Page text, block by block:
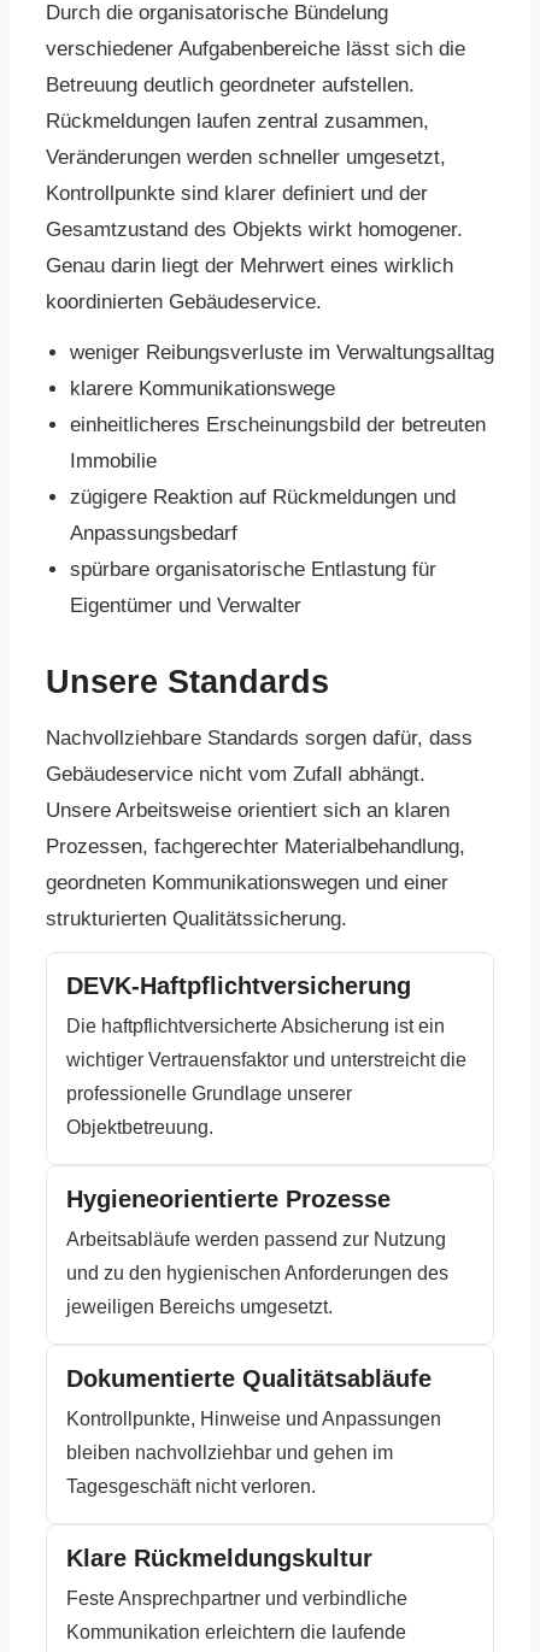
Durch die organisatorische Bündelung
verschiedener Aufgabenbereiche lässt sich die
Betreuung deutlich geordneter aufstellen.
Rückmeldungen laufen zentral zusammen,
Veränderungen werden schneller umgesetzt,
Kontrollpunkte sind klarer definiert und der
Gesamtzustand des Objekts wirkt homogener.
Genau darin liegt der Mehrwert eines wirklich
koordinierten Gebäudeservice.
weniger Reibungsverluste im Verwaltungsalltag
klarere Kommunikationswege
einheitlicheres Erscheinungsbild der betreuten
Immobilie
zügigere Reaktion auf Rückmeldungen und
Anpassungsbedarf
spürbare organisatorische Entlastung für
Eigentümer und Verwalter
Unsere Standards
Nachvollziehbare Standards sorgen dafür, dass
Gebäudeservice nicht vom Zufall abhängt.
Unsere Arbeitsweise orientiert sich an klaren
Prozessen, fachgerechter Materialbehandlung,
geordneten Kommunikationswegen und einer
strukturierten Qualitätssicherung.
DEVK-Haftpflichtversicherung
Die haftpflichtversicherte Absicherung ist ein
wichtiger Vertrauensfaktor und unterstreicht die
professionelle Grundlage unserer
Objektbetreuung.
Hygieneorientierte Prozesse
Arbeitsabläufe werden passend zur Nutzung
und zu den hygienischen Anforderungen des
jeweiligen Bereichs umgesetzt.
Dokumentierte Qualitätsabläufe
Kontrollpunkte, Hinweise und Anpassungen
bleiben nachvollziehbar und gehen im
Tagesgeschäft nicht verloren.
Klare Rückmeldungskultur
Feste Ansprechpartner und verbindliche
Kommunikation erleichtern die laufende